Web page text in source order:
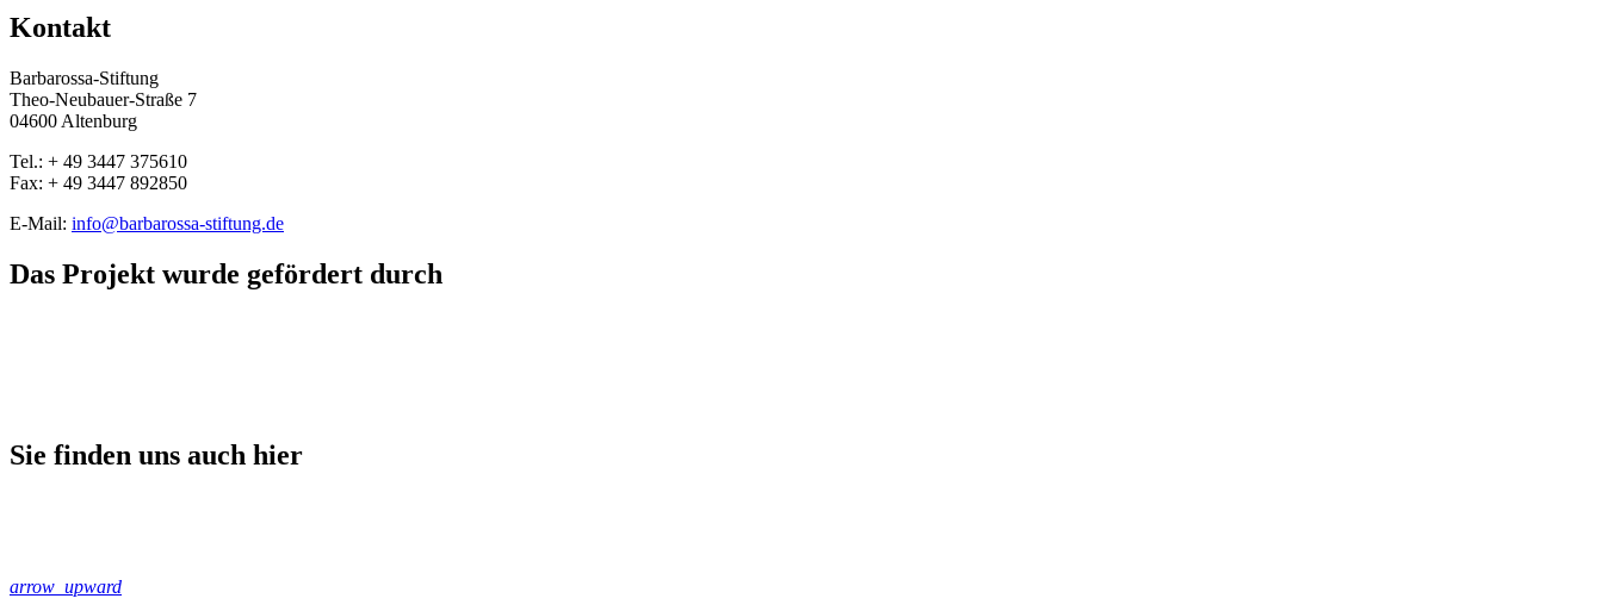
Kontakt
Barbarossa-Stiftung
Theo-Neubauer-Straße 7
04600 Altenburg
Tel.: + 49 3447 375610
Fax: + 49 3447 892850
E-Mail: info@barbarossa-stiftung.de
Das Projekt wurde gefördert durch
Sie finden uns auch hier
arrow_upward